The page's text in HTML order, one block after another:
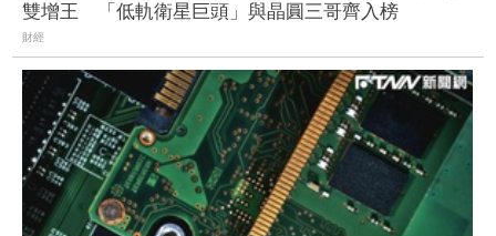
雙增王 「低軌衛星巨頭」與晶圓三哥齊入榜
財經